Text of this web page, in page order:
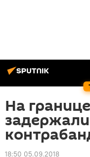
На
18:50 05.09.2018